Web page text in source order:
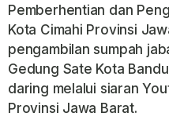
Pemberhentian dan
Kota Cimahi Provinsi
pengambilan sumpah
Gedung Sate Kota
daring melalui siaran
Provinsi Jawa Barat.